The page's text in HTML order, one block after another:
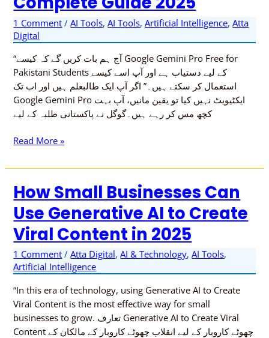
1 Comment /AI Tools,AI Tools,Artificial Intelligence,Atta
Digital
“آج ہم بات کریں گے کہ کیسے Google Gemini Pro Free for
Pakistani Students کے لیے دستیاب ہے اور آپ اسے کیسے
استعمال کر سکتے ہیں۔” اگر آپ ایک طالبعلم ہیں اور اب تک
Google Gemini Pro ایکٹیویٹ نہیں کیا تو یقین مانیں، آپ بہت
کچھ مس کر رہے ہیں۔گوگل نے پاکستانی طلبہ کے لیے
Read More »
How Small Businesses Can
Use Generative AI to Create
Viral Content in 2025
1 Comment /Atta Digital,AI & Technology,AI Tools,
Artificial Intelligence
“In this era of technology, using Generative AI to Create
Viral Content is the most effective way for small
businesses to grow. تعارف Generative AI to Create Viral
Content چھوٹے کاروبار کے لیے انقلاب چھوٹے کاروبار کے مالکان کے
How
Small
Businesses
Can
Use
Generative
AI
to
Create
Viral
Content